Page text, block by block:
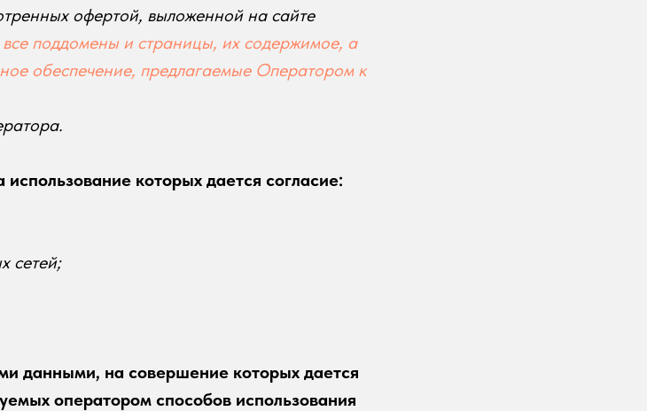
офертой, выложенной на сайте
поддомены и страницы, их содержимое, а
обеспечение, предлагаемые Оператором к
которых дается согласие:
сетей;
данными, на совершение которых дается
оператором способов использования